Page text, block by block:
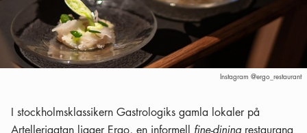
Instagram @ergo_restaurant
I stockholmsklassikern Gastrologiks gamla lokaler på
Artellerigatan ligger Ergo, en informell fine-dining restaurang